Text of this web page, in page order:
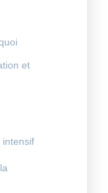
et
intensif